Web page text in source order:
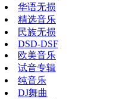
华语无损
精选音乐
民族无损
DSD-DSF
欧美音乐
试音专辑
纯音乐
DJ舞曲